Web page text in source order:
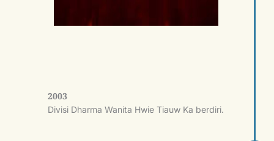
2003
Divisi Dharma Wanita Hwie Tiauw Ka berdiri.